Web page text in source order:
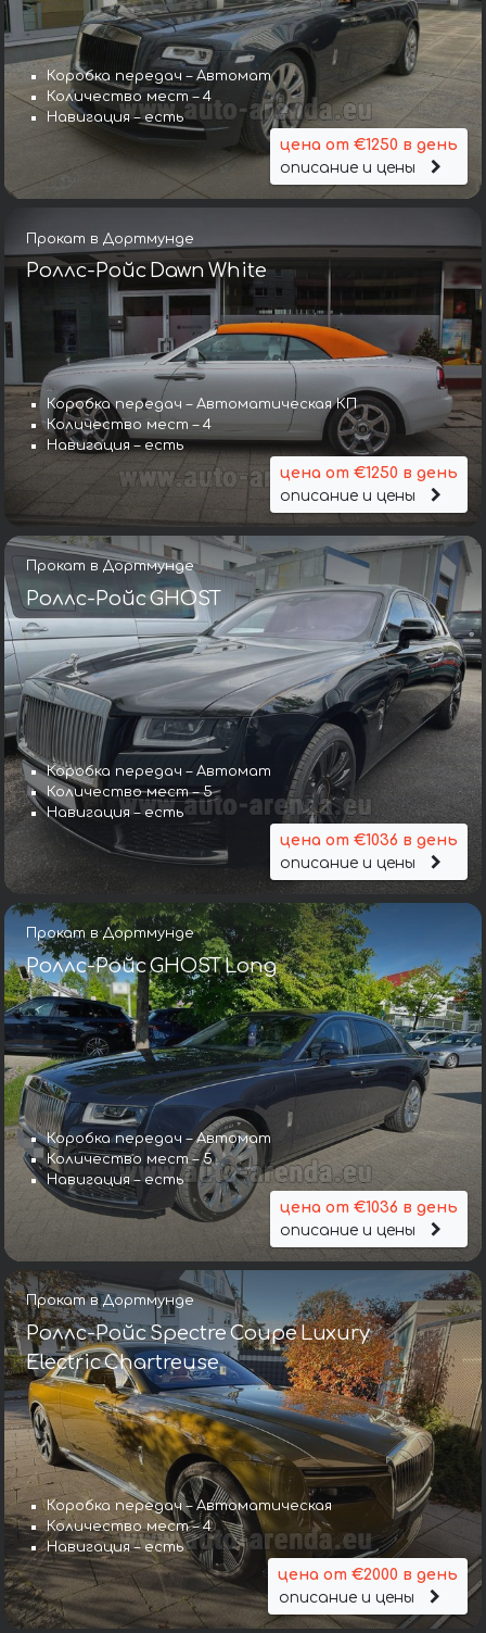
Коробка передач – Автомат
Количество мест – 4
Навигация – есть
цена от €1250 в день
описание и цены
Прокат в Дортмунде
Роллс-Ройс Dawn White
Коробка передач – Автоматическая КП
Количество мест – 4
Навигация – есть
цена от €1250 в день
описание и цены
Прокат в Дортмунде
Роллс-Ройс GHOST
Коробка передач – Автомат
Количество мест – 5
Навигация – есть
цена от €1036 в день
описание и цены
Прокат в Дортмунде
Роллс-Ройс GHOST Long
Коробка передач – Автомат
Количество мест – 5
Навигация – есть
цена от €1036 в день
описание и цены
Прокат в Дортмунде
Роллс-Ройс Spectre Coupe Luxury
Electric Chartreuse
Коробка передач – Автоматическая
Количество мест – 4
Навигация – есть
цена от €2000 в день
описание и цены